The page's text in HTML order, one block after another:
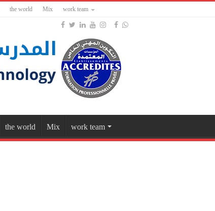
the world Mix work team
the world Mix work team